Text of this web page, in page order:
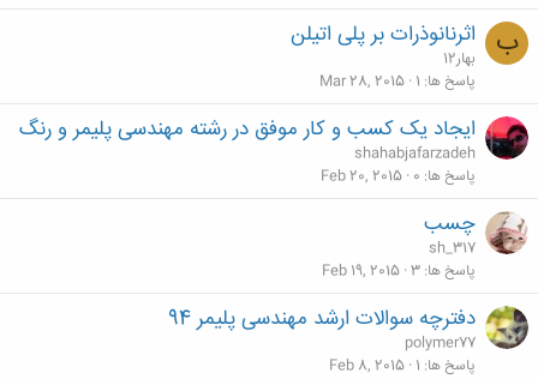
ب اثرنانوذرات بر پلی اتیلن
بهار12
پاسخ ها 1
Mar 28, 2015
ایجاد یک کسب و کار موفق در رشته مهندسی پلیمر و رنگ
shahabjafarzadeh
پاسخ ها 0
Feb 20, 2015
چسب
sh_317
پاسخ ها 3
Feb 19, 2015
دفترچه سوالات ارشد مهندسی پلیمر 94
polymer77
پاسخ ها 1
Feb 8, 2015